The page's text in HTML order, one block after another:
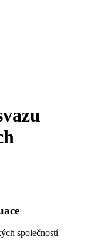
společností